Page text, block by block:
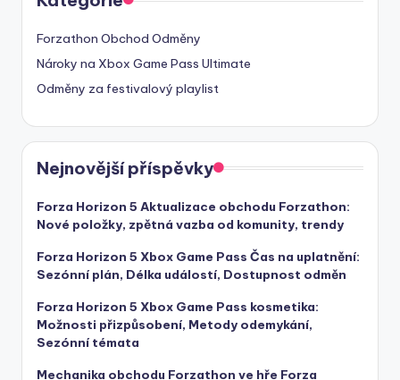
Forzathon Obchod Odměny
Nároky na Xbox Game Pass Ultimate
Odměny za festivalový playlist
Nejnovější příspěvky
Forza Horizon 5 Aktualizace obchodu Forzathon:
Nové položky, zpětná vazba od komunity, trendy
Forza Horizon 5 Xbox Game Pass Čas na uplatnění:
Sezónní plán, Délka událostí, Dostupnost odměn
Forza Horizon 5 Xbox Game Pass kosmetika:
Možnosti přizpůsobení, Metody odemykání,
Sezónní témata
Mechanika obchodu Forzathon ve hře Forza